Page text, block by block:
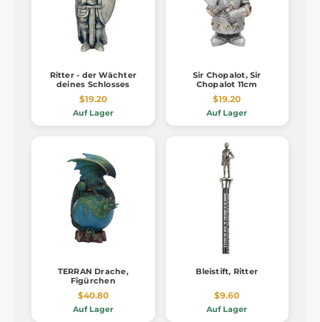
Ritter - der Wächter
deines Schlosses
$19.20
Auf Lager
Sir Chopalot, Sir
Chopalot 11cm
$19.20
Auf Lager
TERRAN Drache,
Figürchen
$40.80
Auf Lager
Bleistift, Ritter
$9.60
Auf Lager